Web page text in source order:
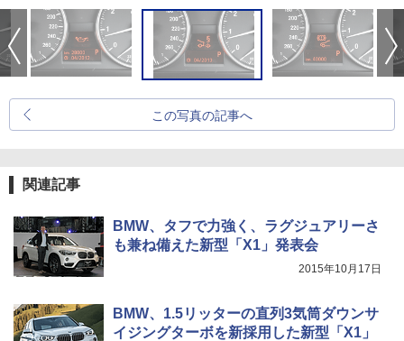
この写真の記事へ
関連記事
BMW、タフで力強く、ラグジュアリーさ
も兼ね備えた新型「X1」発表会
2015年10月17日
BMW、1.5リッターの直列3気筒ダウンサ
イジングターボを新採用した新型「X1」